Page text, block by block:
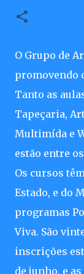
O Grupo de
promovendo
Tanto as
Tapeçaria,
Multimída e
estão entre
Os cursos
Estado, e do
programas
Viva. São
inscrições
de junho, e